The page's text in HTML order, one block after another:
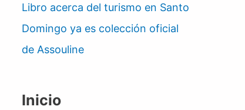
Libro acerca del turismo en Santo
Domingo ya es colección oficial
de Assouline
Inicio